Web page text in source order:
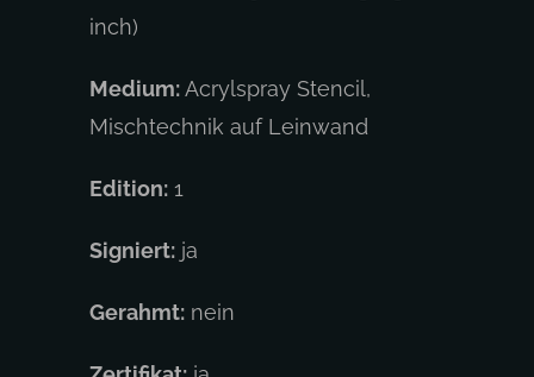
inch)
Medium:Acrylspray Stencil,
Mischtechnik auf Leinwand
Edition:1
Signiert:ja
Gerahmt:nein